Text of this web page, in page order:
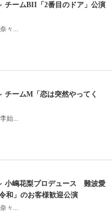
チームBII「2番目のドア」公演
々...
チームM「恋は突然やってく
始...
小嶋花梨プロデュース 難波愛
和」のお客様歓迎公演
々...